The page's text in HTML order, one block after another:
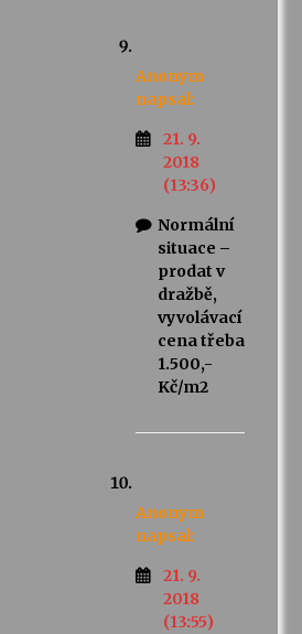
Anonym
napsal:
21. 9.
2018
(13:36)
Normální
situace –
prodat v
dražbě,
vyvolávací
cena třeba
1.500,-
Kč/m2
Anonym
napsal:
21. 9.
2018
(13:55)